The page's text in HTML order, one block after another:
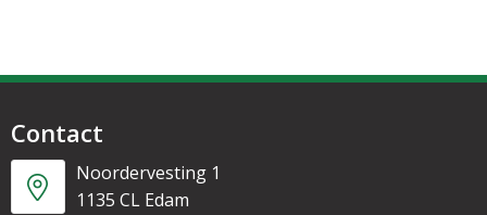
Contact
Noordervesting 1
1135 CL Edam